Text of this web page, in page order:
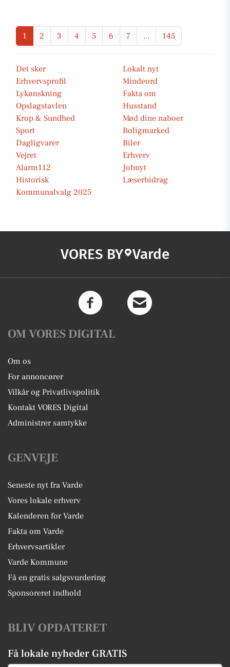
1 2 3 4 5 6 7 ... 145
Det sker
Lokalt nyt
Erhvervsprofil
Mindeord
Lykønskning
Fakta om
Opslagstavlen
Husstand
Krop & Sundhed
Mød dine naboer
Sport
Boligmarked
Dagligvarer
Biler
Vejret
Erhverv
Alarm112
Jobnyt
Historisk
Læserbidrag
Kommunalvalg 2025
VORES BY Varde
OM VORES DIGITAL
Om os
For annoncører
Vilkår og Privatlivspolitik
Kontakt VORES Digital
Administrer samtykke
GENVEJE
Seneste nyt fra Varde
Vores lokale erhverv
Kalenderen for Varde
Fakta om Varde
Erhvervsartikler
Varde Kommune
Få en gratis salgsvurdering
Sponsoreret indhold
BLIV OPDATERET
Få lokale nyheder GRATIS